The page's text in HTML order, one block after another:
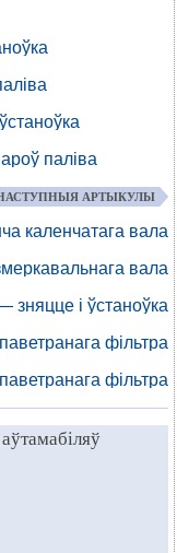
паліва
АРТЫКУЛЫ
каленчатага вала
вала
зняцце і ўстаноўка
фільтра
фільтра